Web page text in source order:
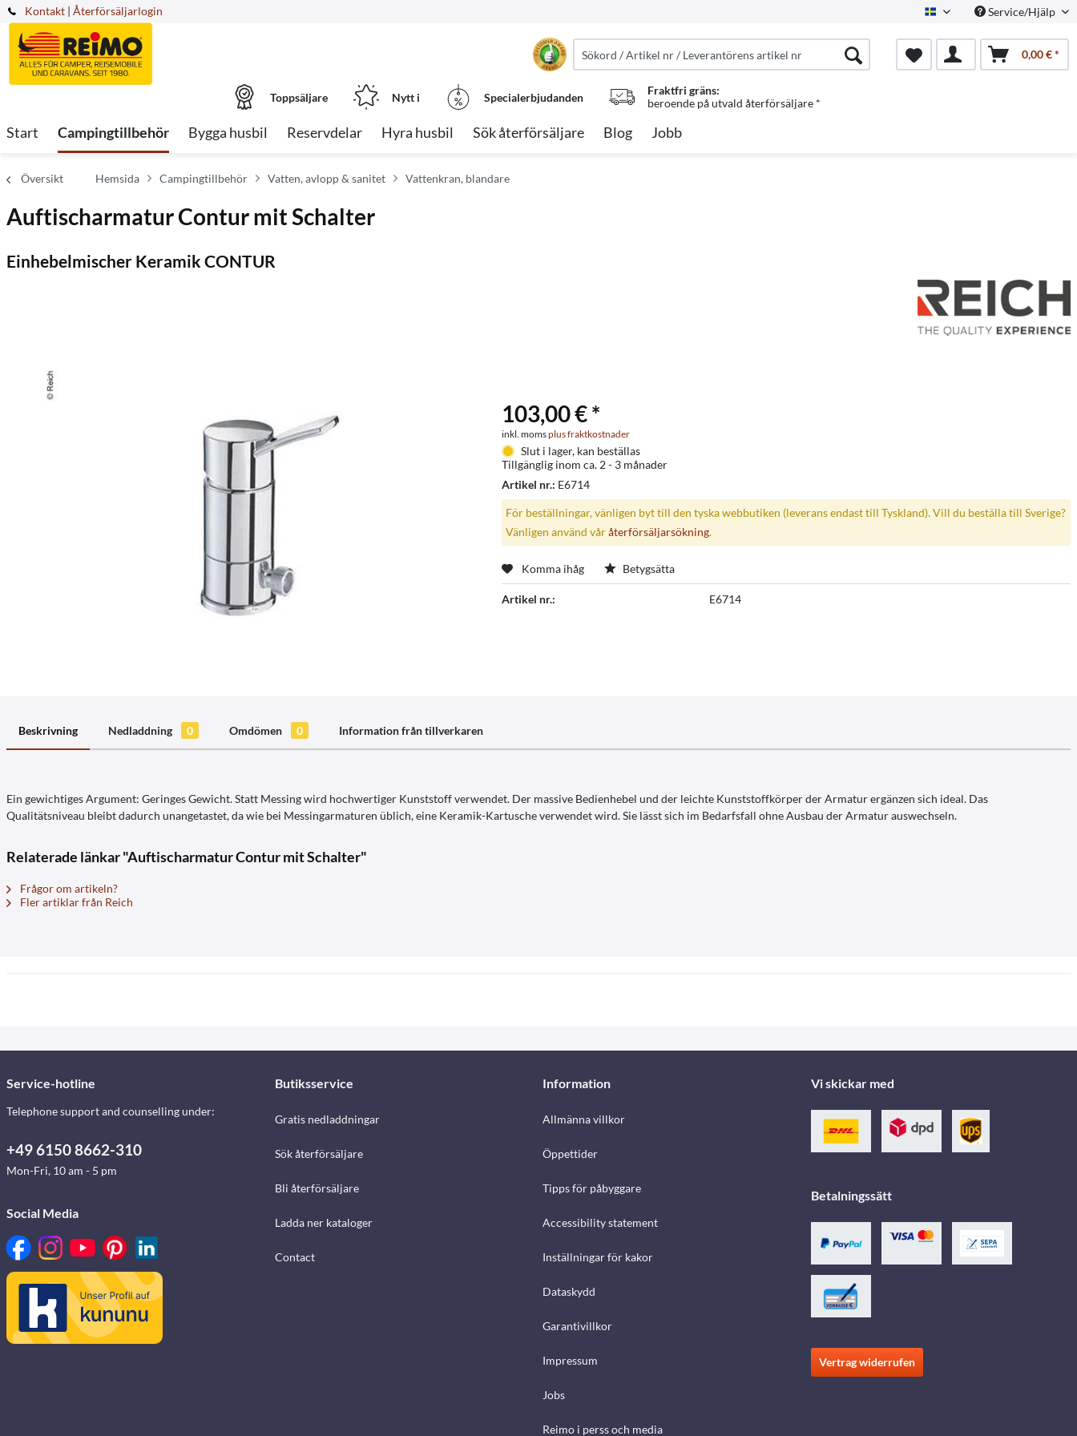
Kontakt Swedish Service/Hjälp
| Återförsäljarlogin
0,00 € *
Toppsäljare Nytt i Specialerbjudanden
Fraktfri gräns:
beroende på utvald återförsäljare *
Start Campingtillbehör Bygga husbil Reservdelar Hyra husbil Sök återförsäljare Blog Jobb
Översikt Hemsida Campingtillbehör Vatten, avlopp & sanitet Vattenkran, blandare
Auftischarmatur Contur mit Schalter
Einhebelmischer Keramik CONTUR
103,00 € *
inkl. momsplus fraktkostnader
Slut i lager, kan beställas
Tillgänglig inom ca. 2 - 3 månader
Artikel nr.: E6714
För beställningar, vänligen byt till den tyska webbutiken (leverans endast till Tyskland). Vill du beställa till Sverige?
Vänligen använd våråterförsäljarsökning.
Komma ihåg Betygsätta
Artikel nr.: E6714
Beskrivning Nedladdning 0 Omdömen 0 Information från tillverkaren
Ein gewichtiges Argument: Geringes Gewicht. Statt Messing wird hochwertiger Kunststoff verwendet. Der massive Bedienhebel und der leichte Kunststoffkörper der Armatur ergänzen sich ideal. Das
Qualitätsniveau bleibt dadurch unangetastet, da wie bei Messingarmaturen üblich, eine Keramik-Kartusche verwendet wird. Sie lässt sich im Bedarfsfall ohne Ausbau der Armatur auswechseln.
Relaterade länkar "Auftischarmatur Contur mit Schalter"
Frågor om artikeln?
Fler artiklar från Reich
Service-hotline
Telephone support and counselling under:
+49 6150 8662-310
Mon-Fri, 10 am - 5 pm
Social Media
Butiksservice
Gratis nedladdningar
Sök återförsäljare
Bli återförsäljare
Ladda ner kataloger
Contact
Information
Allmänna villkor
Öppettider
Tipps för påbyggare
Accessibility statement
Inställningar för kakor
Dataskydd
Garantivillkor
Impressum
Jobs
Reimo i perss och media
Vi skickar med
Betalningssätt
Vertrag widerrufen